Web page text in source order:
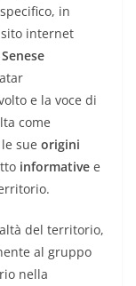
in
internet
e la voce di
come
sue origini
informative e
del territorio,
al gruppo
nella